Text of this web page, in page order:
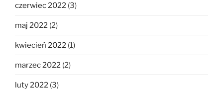
czerwiec 2022 (3)
maj 2022 (2)
kwiecień 2022 (1)
marzec 2022 (2)
luty 2022 (3)